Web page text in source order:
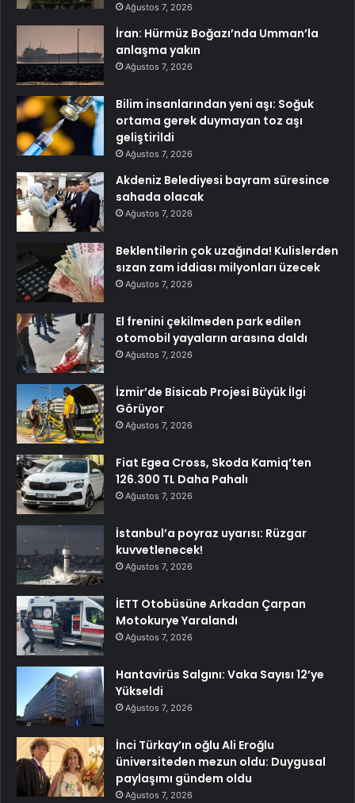
Ağustos 7, 2026
İran: Hürmüz Boğazı’nda Umman’la
anlaşma yakın
Ağustos 7, 2026
Bilim insanlarından yeni aşı: Soğuk
ortama gerek duymayan toz aşı
geliştirildi
Ağustos 7, 2026
Akdeniz Belediyesi bayram süresince
sahada olacak
Ağustos 7, 2026
Beklentilerin çok uzağında! Kulislerden
sızan zam iddiası milyonları üzecek
Ağustos 7, 2026
El frenini çekilmeden park edilen
otomobil yayaların arasına daldı
Ağustos 7, 2026
İzmir’de Bisicab Projesi Büyük İlgi
Görüyor
Ağustos 7, 2026
Fiat Egea Cross, Skoda Kamiq’ten
126.300 TL Daha Pahalı
Ağustos 7, 2026
İstanbul’a poyraz uyarısı: Rüzgar
kuvvetlenecek!
Ağustos 7, 2026
İETT Otobüsüne Arkadan Çarpan
Motokurye Yaralandı
Ağustos 7, 2026
Hantavirüs Salgını: Vaka Sayısı 12’ye
Yükseldi
Ağustos 7, 2026
İnci Türkay’ın oğlu Ali Eroğlu
üniversiteden mezun oldu: Duygusal
paylaşımı gündem oldu
Ağustos 7, 2026